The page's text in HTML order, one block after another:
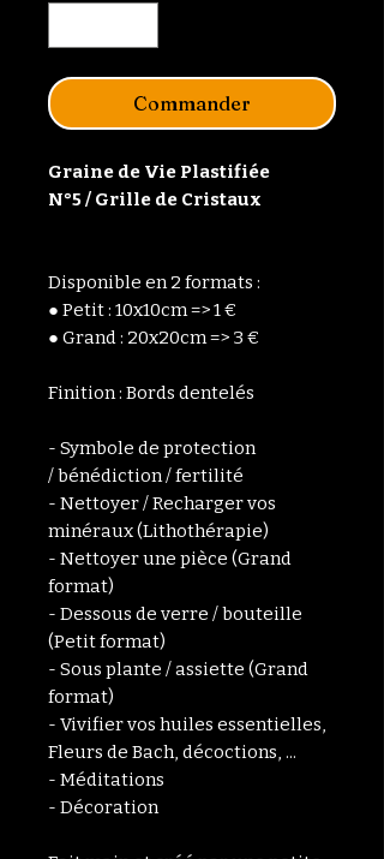
Commander
Graine de Vie Plastifiée
N°5 / Grille de Cristaux
Disponible en 2 formats :
● Petit : 10x10cm => 1 €
● Grand : 20x20cm => 3 €
Finition : Bords dentelés
- Symbole de protection
/ bénédiction / fertilité
- Nettoyer / Recharger vos
minéraux (Lithothérapie)
- Nettoyer une pièce (Grand
format)
- Dessous de verre / bouteille
(Petit format)
- Sous plante / assiette (Grand
format)
- Vivifier vos huiles essentielles,
Fleurs de Bach, décoctions, ...
- Méditations
- Décoration